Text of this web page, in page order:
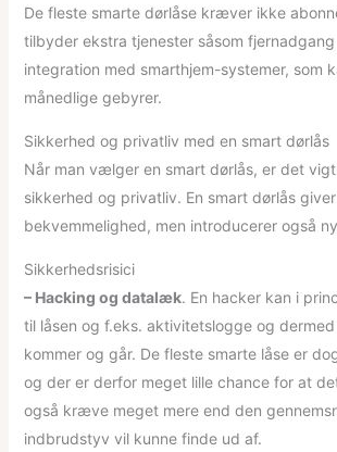
De fleste smarte dørlåse kræver ikke
tilbyder ekstra tjenester såsom
integration med smarthjem-systemer, som
månedlige gebyrer.
Sikkerhed og privatliv med en smart dørlås
Når man vælger en smart dørlås, er det
sikkerhed og privatliv. En smart dørlås
bekvemmelighed, men introducerer også
Sikkerhedsrisici
– Hacking og datalæk. En hacker kan i
til låsen og f.eks. aktivitetslogge og
kommer og går. De fleste smarte låse er
og der er derfor meget lille chance for at
også kræve meget mere end den
indbrudstyv vil kunne finde ud af.